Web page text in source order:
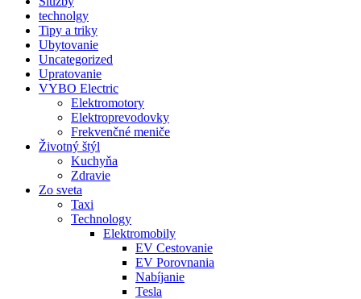
technolgy
Tipy a triky
Ubytovanie
Uncategorized
Upratovanie
VYBO Electric
Elektromotory
Elektroprevodovky
Frekvenčné meniče
Životný štýl
Kuchyňa
Zdravie
Zo sveta
Taxi
Technology
Elektromobily
EV Cestovanie
EV Porovnania
Nabíjanie
Tesla